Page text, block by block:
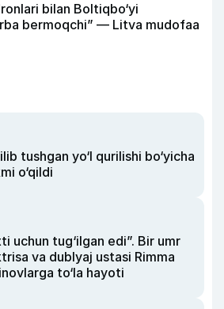
bilan Boltiqbo‘yi
bermoqchi” — Litva mudofaa
tushgan yo‘l qurilishi bo‘yicha
o‘qildi
uchun tug‘ilgan edi”. Bir umr
va dublyaj ustasi Rimma
to‘la hayoti